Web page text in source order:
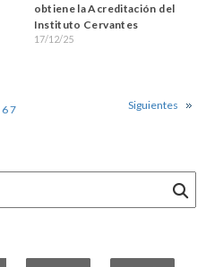
obtiene la Acreditación del
Instituto Cervantes
17/12/25
67 Siguientes